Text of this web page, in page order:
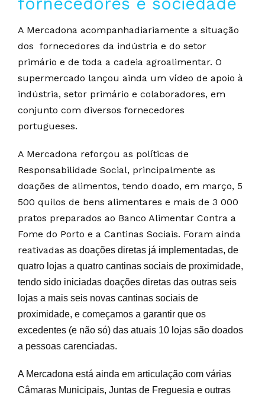
A Mercadona acompanhadiariamente a situação
dos fornecedores da indústria e do setor
primário e de toda a cadeia agroalimentar. O
supermercado lançou ainda um vídeo de apoio à
indústria, setor primário e colaboradores, em
conjunto com diversos fornecedores
portugueses.
A Mercadona reforçou as políticas de
Responsabilidade Social, principalmente as
doações de alimentos, tendo doado, em março, 5
500 quilos de bens alimentares e mais de 3 000
pratos preparados ao Banco Alimentar Contra a
Fome do Porto e a Cantinas Sociais. Foram ainda
reativadas as doações diretas já implementadas, de
quatro lojas a quatro cantinas sociais de proximidade,
tendo sido iniciadas doações diretas das outras seis
lojas a mais seis novas cantinas sociais de
proximidade, e começamos a garantir que os
excedentes (e não só) das atuais 10 lojas são doados
a pessoas carenciadas.
A Mercadona está ainda em articulação com várias
Câmaras Municipais, Juntas de Freguesia e outras